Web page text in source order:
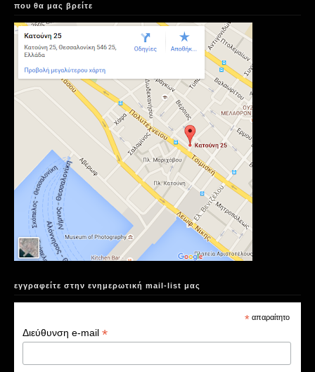
που θα μας βρείτε
εγγραφείτε στην ενημερωτική mail-list μας
* απαραίτητο
Διεύθυνση e-mail*